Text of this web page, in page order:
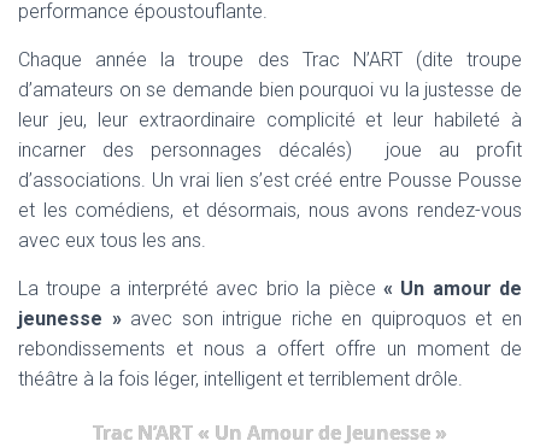
performance époustouflante.
Chaque année la troupe des Trac N’ART (dite troupe
d’amateurs on se demande bien pourquoi vu la justesse de
leur jeu, leur extraordinaire complicité et leur habileté à
incarner des personnages décalés) joue au profit
d’associations. Un vrai lien s’est créé entre Pousse Pousse
et les comédiens, et désormais, nous avons rendez-vous
avec eux tous les ans.
La troupe a interprété avec brio la pièce « Un amour de
jeunesse »avec son intrigue riche en quiproquos et en
rebondissements et nous a offert offre un moment de
théâtre à la fois léger, intelligent et terriblement drôle.
Trac N’ART « Un Amour de Jeunesse »